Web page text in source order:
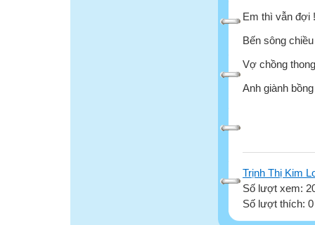
Em thì vẫn đợi !
Bến sông
Vợ chồng
Anh giành
Trịnh Thị Kim
Số lượt xem:
Số lượt thích: